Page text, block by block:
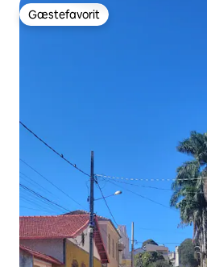
Gæstefavorit
Gæstefavorit